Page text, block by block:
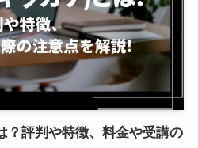
？評判や特徴、料金や受講の